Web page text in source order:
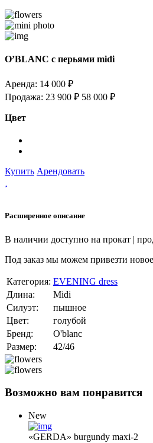
O’BLANC с перьями midi
Аренда: 14 000 ₽
Продажа: 23 900 ₽ 58 000 ₽
Цвет
Купить Арендовать
Расширенное описание
В наличии доступно на прокат |
Под заказ мы можем привезти
Категория: EVENING dress
Длина:
Midi
Силуэт:
пышное
Цвет:
голубой
Бренд:
O'blanс
Размер:
42/46
Возможно вам понравится
New
«GERDA» burgundy maxi-2